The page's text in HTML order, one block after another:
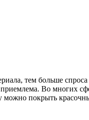
тем больше спроса
Во многих
можно покрыть